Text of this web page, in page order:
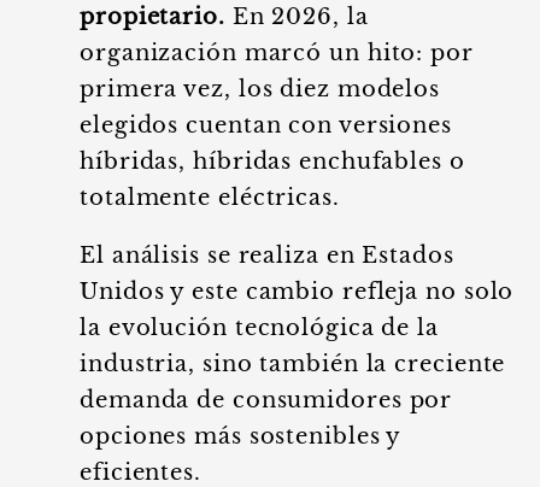
propietario. En 2026, la
organización marcó un hito: por
primera vez, los diez modelos
elegidos cuentan con versiones
híbridas, híbridas enchufables o
totalmente eléctricas.
El análisis se realiza en Estados
Unidos y este cambio refleja no solo
la evolución tecnológica de la
industria, sino también la creciente
demanda de consumidores por
opciones más sostenibles y
eficientes.